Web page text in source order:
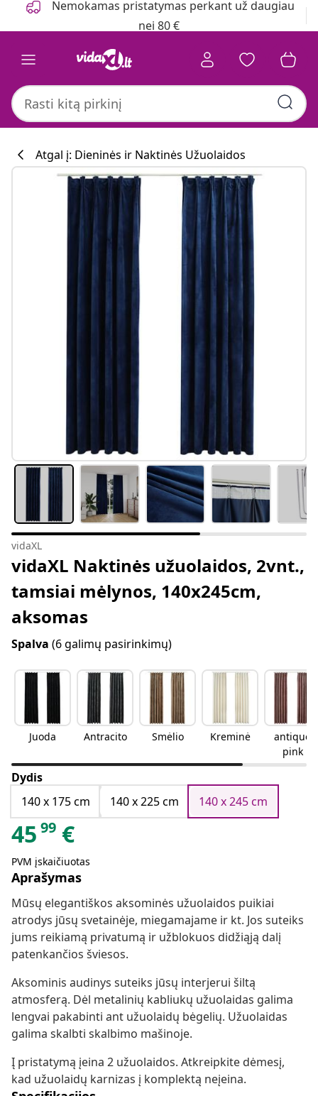
Nemokamas pristatymas perkant už daugiau
nei 80 €
Atgal į: Dieninės ir Naktinės Užuolaidos
vidaXL
vidaXL Naktinės užuolaidos, 2vnt.,
tamsiai mėlynos, 140x245cm,
aksomas
Spalva (6 galimų pasirinkimų)
Juoda Antracito Smėlio Kreminė
antique
pink
Dydis
140 x 175 cm
140 x 225 cm 140 x 245 cm
45 99 €
PVM įskaičiuotas
Aprašymas
Mūsų elegantiškos aksominės užuolaidos puikiai
atrodys jūsų svetainėje, miegamajame ir kt. Jos suteiks
jums reikiamą privatumą ir užblokuos didžiąją dalį
patenkančios šviesos.
Aksominis audinys suteiks jūsų interjerui šiltą
atmosferą. Dėl metalinių kabliukų užuolaidas galima
lengvai pakabinti ant užuolaidų bėgelių. Užuolaidas
galima skalbti skalbimo mašinoje.
Į pristatymą įeina 2 užuolaidos. Atkreipkite dėmesį,
kad užuolaidų karnizas į komplektą neįeina.